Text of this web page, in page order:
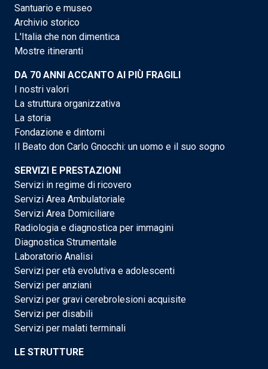
Santuario e museo
Archivio storico
L'Italia che non dimentica
Mostre itineranti
DA 70 ANNI ACCANTO AI PIÙ FRAGILI
I nostri valori
La struttura organizzativa
La storia
Fondazione e dintorni
Il Beato don Carlo Gnocchi: un uomo e il suo sogno
SERVIZI E PRESTAZIONI
Servizi in regime di ricovero
Servizi Area Ambulatoriale
Servizi Area Domiciliare
Radiologia e diagnostica per immagini
Diagnostica Strumentale
Laboratorio Analisi
Servizi per età evolutiva e adolescenti
Servizi per anziani
Servizi per gravi cerebrolesioni acquisite
Servizi per disabili
Servizi per malati terminali
LE STRUTTURE